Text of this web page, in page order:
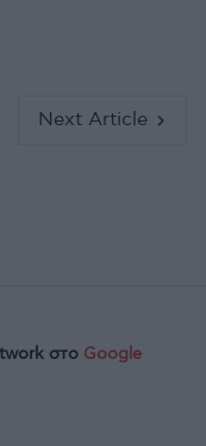
στο Google
Next Article